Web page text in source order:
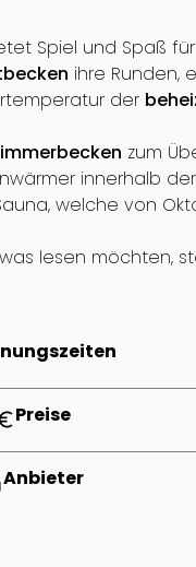
Spiel und Spaß
ihre Runden,
der
zum
innerhalb
welche von
lesen möchten,
Preise
Anbieter